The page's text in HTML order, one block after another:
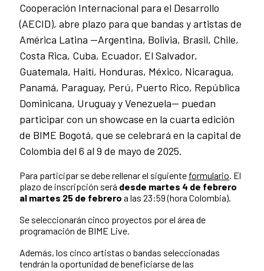
Cooperación Internacional para el Desarrollo
(AECID), abre plazo para que bandas y artistas de
América Latina —Argentina, Bolivia, Brasil, Chile,
Costa Rica, Cuba, Ecuador, El Salvador,
Guatemala, Haití, Honduras, México, Nicaragua,
Panamá, Paraguay, Perú, Puerto Rico, República
Dominicana, Uruguay y Venezuela— puedan
participar con un showcase en la cuarta edición
de BIME Bogotá, que se celebrará en la capital de
Colombia del 6 al 9 de mayo de 2025.
Para participar se debe rellenar el siguiente formulario . El
plazo de inscripción será desde martes 4 de febrero
al martes 25 de febrero a las 23:59 (hora Colombia).
Se seleccionarán cinco proyectos por el área de
programación de BIME Live.
Además, los cinco artistas o bandas seleccionadas
tendrán la oportunidad de beneficiarse de las